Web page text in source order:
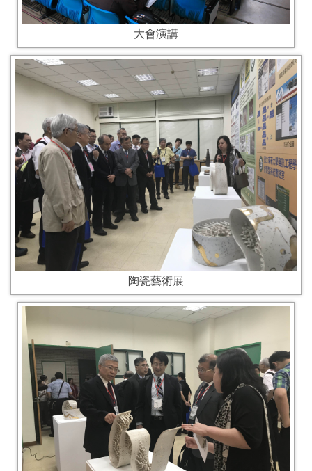
大會演講
陶瓷藝術展